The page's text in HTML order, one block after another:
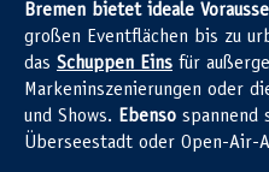
Bremen bietet ideale
großen Eventflächen bis zu
das Schuppen Eins für
Markeninszenierungen oder
und Shows. Ebenso spannend
Überseestadt oder Open-Air-